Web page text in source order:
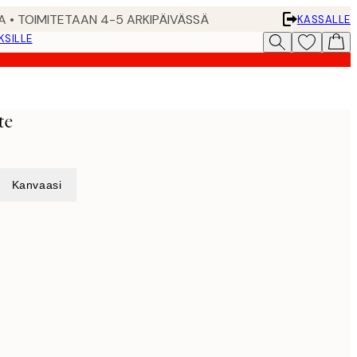
• TOIMITETAAN 4-5 ARKIPÄIVÄSSÄ
KASSALLE
Kanvaasi